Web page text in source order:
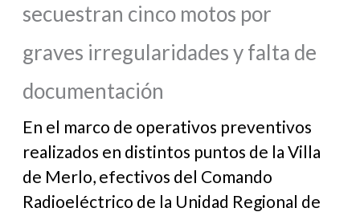
secuestran cinco motos por
graves irregularidades y falta de
documentación
En el marco de operativos preventivos
realizados en distintos puntos de la Villa
de Merlo, efectivos del Comando
Radioeléctrico de la Unidad Regional de